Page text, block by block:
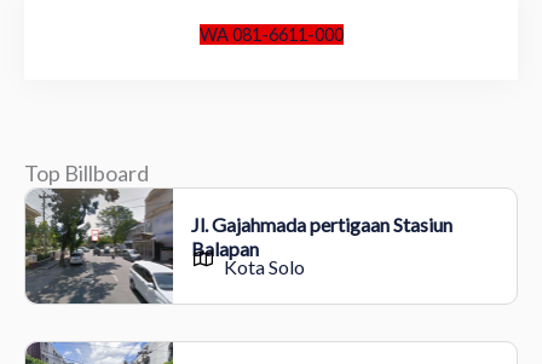
WA 081-6611-000
Top Billboard
Jl. Gajahmada pertigaan Stasiun
Balapan
Kota Solo